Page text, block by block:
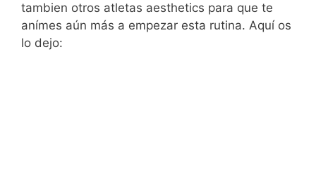
tambien otros atletas aesthetics para que te
anímes aún más a empezar esta rutina. Aquí os
lo dejo: